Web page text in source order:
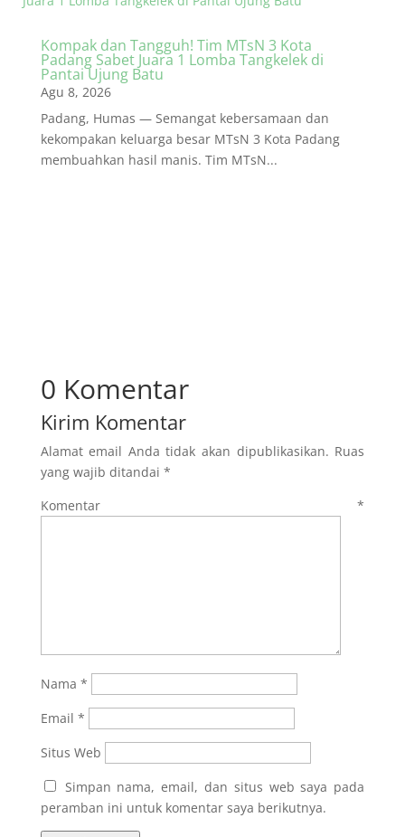
Kompak dan Tangguh! Tim MTsN 3 Kota
Padang Sabet Juara 1 Lomba Tangkelek di
Pantai Ujung Batu
Agu 8, 2026
Padang, Humas — Semangat kebersamaan dan
kekompakan keluarga besar MTsN 3 Kota Padang
membuahkan hasil manis. Tim MTsN...
0 Komentar
Kirim Komentar
Alamat email Anda tidak akan dipublikasikan. Ruas
yang wajib ditandai *
Komentar*
Nama *
Email *
Situs Web
Simpan nama, email, dan situs web saya pada
peramban ini untuk komentar saya berikutnya.